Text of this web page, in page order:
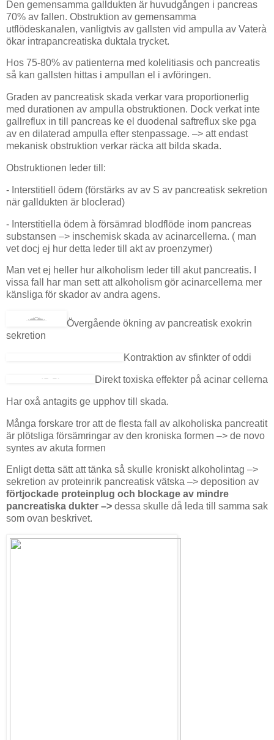
Den gemensamma galldukten är huvudgången i pancreas
70% av fallen. Obstruktion av gemensamma
utflödeskanalen, vanligtvis av gallsten vid ampulla av Vaterà
ökar intrapancreatiska duktala trycket.
Hos 75-80% av patienterna med kolelitiasis och pancreatis
så kan gallsten hittas i ampullan el i avföringen.
Graden av pancreatisk skada verkar vara proportionerlig
med durationen av ampulla obstruktionen. Dock verkat inte
gallreflux in till pancreas ke el duodenal saftreflux ske pga
av en dilaterad ampulla efter stenpassage. –> att endast
mekanisk obstruktion verkar räcka att bilda skada.
Obstruktionen leder till:
- Interstitiell ödem (förstärks av av S av pancreatisk sekretion
när galldukten är bloclerad)
- Interstitiella ödem à försämrad blodflöde inom pancreas
substansen –> inschemisk skada av acinarcellerna. ( man
vet docj ej hur detta leder till akt av proenzymer)
Man vet ej heller hur alkoholism leder till akut pancreatis. I
vissa fall har man sett att alkoholism gör acinarcellerna mer
känsliga för skador av andra agens.
Övergående ökning av pancreatisk exokrin
sekretion
Kontraktion av sfinkter of oddi
Direkt toxiska effekter på acinar cellerna
Har oxå antagits ge upphov till skada.
Många forskare tror att de flesta fall av alkoholiska pancreatit
är plötsliga försämringar av den kroniska formen –> de novo
syntes av akuta formen
Enligt detta sätt att tänka så skulle kroniskt alkoholintag –>
sekretion av proteinrik pancreatisk vätska –> deposition av
förtjockade proteinplug och blockage av mindre
pancreatiska dukter –> dessa skulle då leda till samma sak
som ovan beskrivet.